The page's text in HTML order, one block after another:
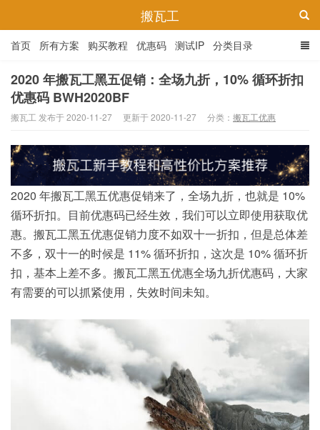
搬瓦工
首页 所有方案 购买教程 优惠码 测试IP 分类目录
2020 年搬瓦工黑五促销：全场九折，10% 循环折扣
优惠码 BWH2020BF
搬瓦工 发布于 2020-11-27 更新于 2020-11-27 分类： 搬瓦工优惠
2020 年搬瓦工黑五优惠促销来了，全场九折，也就是 10%
循环折扣。目前优惠码已经生效，我们可以立即使用获取优
惠。搬瓦工黑五优惠促销力度不如双十一折扣，但是总体差
不多，双十一的时候是 11% 循环折扣，这次是 10% 循环折
扣，基本上差不多。搬瓦工黑五优惠全场九折优惠码，大家
有需要的可以抓紧使用，失效时间未知。